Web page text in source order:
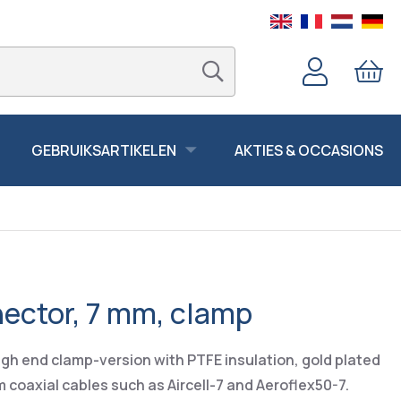
GEBRUIKSARTIKELEN AKTIES & OCCASIONS
7 mm, clamp
end clamp-version with PTFE insulation, gold plated
coaxial cables such as Aircell-7 and Aeroflex50-7.